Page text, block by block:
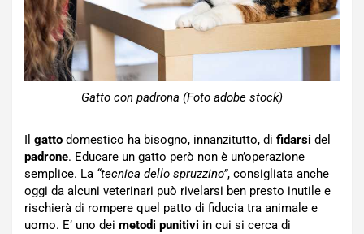
Gatto con padrona (Foto adobe stock)
gatto domestico ha bisogno, innanzitutto, di fidarsi del
padrone. Educare un gatto però non è un’operazione
semplice. La “tecnica dello spruzzino”, consigliata anche
oggi da alcuni veterinari può rivelarsi ben presto inutile e
rischierà di rompere quel patto di fiducia tra animale e
uomo. E’ uno dei metodi punitivi in cui si cerca di